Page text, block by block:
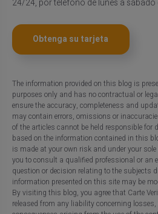
24/24, por teléfono de lunes a sábado
Obtenga su tarjeta
The information provided on this blog is
purposes only and has no contractual or
ensure the accuracy, completeness and
may contain errors, omissions or
of the articles cannot be held responsible for
based on the information contained in this
is made at your own risk and under your
you to consult a qualified professional or an
question or decision relating to the subjects
information presented on this site may be
By visiting this blog, you agree that Carte
released from any liability concerning